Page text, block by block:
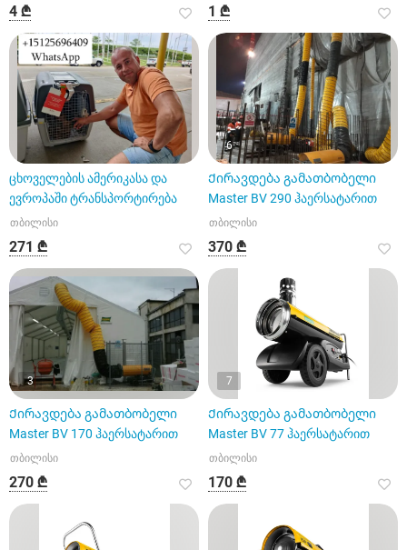
4 ₾ 1 ₾
ცხოველების ამერიკასა და
ევროპაში ტრანსპორტირება
თბილისი
271 ₾
6
Ქირავდება გამათბობელი
Master BV 290 ჰაერსატარით
თბილისი
370 ₾
3
Ქირავდება გამათბობელი
Master BV 170 ჰაერსატარით
თბილისი
270 ₾
7
Ქირავდება გამათბობელი
Master BV 77 ჰაერსატარით
თბილისი
170 ₾